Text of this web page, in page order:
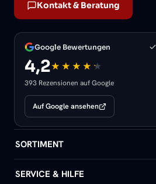
Kontakt & Beratung
Google Bewertungen
4,2
393 Rezensionen auf Google
Auf Google ansehen
SORTIMENT
Badheizkörper
SERVICE & HILFE